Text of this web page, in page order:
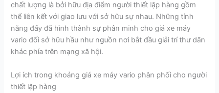
chất lượng là bởi hữu địa điểm người thiết lập hàng gồm
thể liên kết với giao lưu với sở hữu sự nhau. Những tính
năng đấy đã hình thành sự phân minh cho giá xe máy
vario đối sở hữu hầu như nguồn nơi bắt đầu giải trí thư dãn
khác phía trên mạng xã hội.
Lợi ích trong khoảng giá xe máy vario phân phối cho người
thiết lập hàng